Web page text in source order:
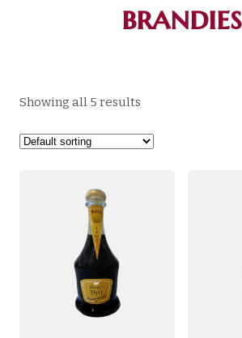
brandies
Showing all 5 results